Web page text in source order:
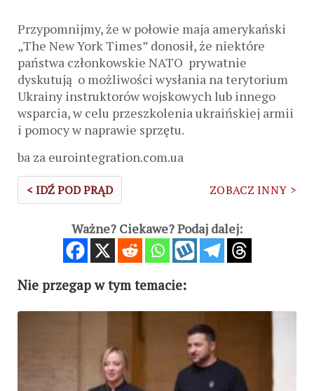
Przypomnijmy, że w połowie maja amerykański
„The New York Times” donosił, że niektóre
państwa członkowskie NATO prywatnie
dyskutują o możliwości wysłania na terytorium
Ukrainy instruktorów wojskowych lub innego
wsparcia, w celu przeszkolenia ukraińskiej armii
i pomocy w naprawie sprzętu.
ba za eurointegration.com.ua
< IDŹ POD PRĄD ZOBACZ INNY >
Ważne? Ciekawe? Podaj dalej:
Nie przegap w tym temacie: